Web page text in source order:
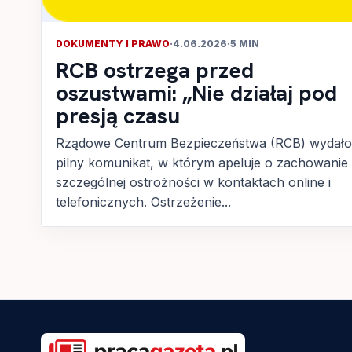
DOKUMENTY I PRAWO·4.06.2026·5 MIN
RCB ostrzega przed
oszustwami: „Nie działaj pod
presją czasu
Rządowe Centrum Bezpieczeństwa (RCB) wydało
pilny komunikat, w którym apeluje o zachowanie
szczególnej ostrożności w kontaktach online i
telefonicznych. Ostrzeżenie...